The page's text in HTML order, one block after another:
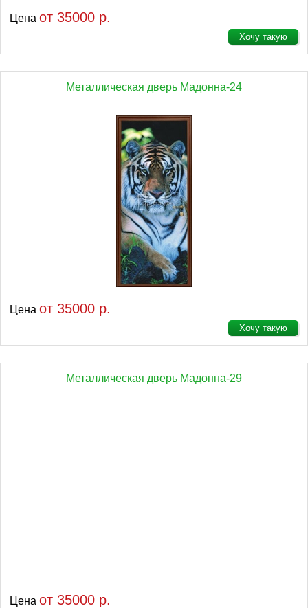
Цена от 35000 р.
Хочу такую
Металлическая дверь Мадонна-24
Цена от 35000 р.
Хочу такую
Металлическая дверь Мадонна-29
Цена от 35000 р.